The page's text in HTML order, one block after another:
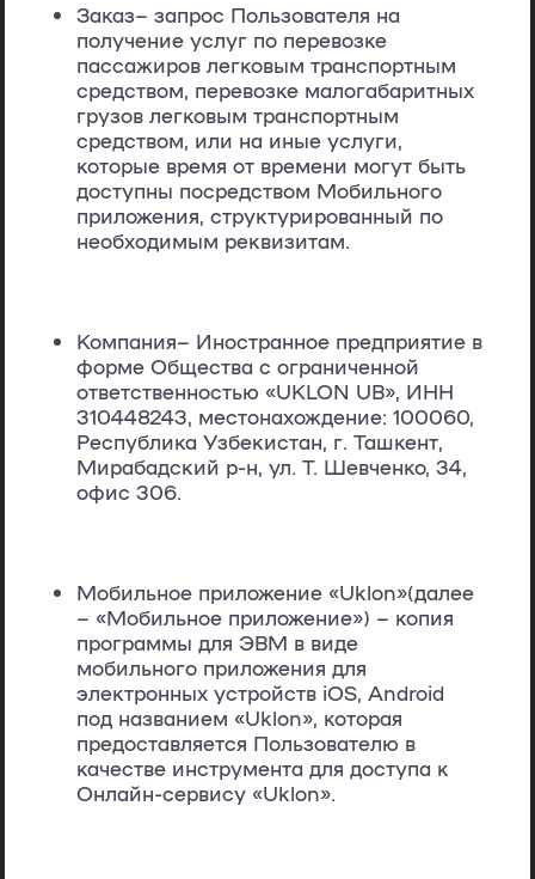
Заказ– запрос Пользователя на
получение услуг по перевозке
пассажиров легковым транспортным
средством, перевозке малогабаритных
грузов легковым транспортным
средством, или на иные услуги,
которые время от времени могут быть
доступны посредством Мобильного
приложения, структурированный по
необходимым реквизитам.
Компания– Иностранное предприятие в
форме Общества с ограниченной
ответственностью «UKLON UB», ИНН
310448243, местонахождение: 100060,
Республика Узбекистан, г. Ташкент,
Мирабадский р-н, ул. Т. Шевченко, 34,
офис 306.
Мобильное приложение «Uklon»(далее
– «Мобильное приложение») – копия
программы для ЭВМ в виде
мобильного приложения для
электронных устройств iOS, Android
под названием «Uklon», которая
предоставляется Пользователю в
качестве инструмента для доступа к
Онлайн-сервису «Uklon».